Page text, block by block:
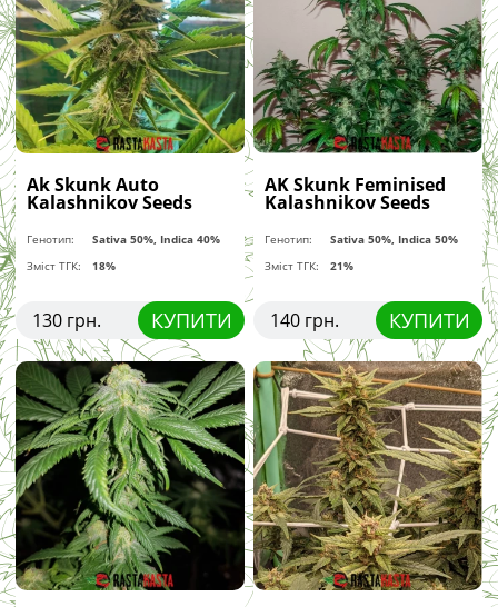
Ak Skunk Auto
Kalashnikov Seeds
Генотип:
Sativa 50%, Indica 40%
Зміст ТГК:
18%
130 грн. КУПИТИ
AK Skunk Feminised
Kalashnikov Seeds
Генотип:
Sativa 50%, Indica 50%
Зміст ТГК:
21%
140 грн. КУПИТИ